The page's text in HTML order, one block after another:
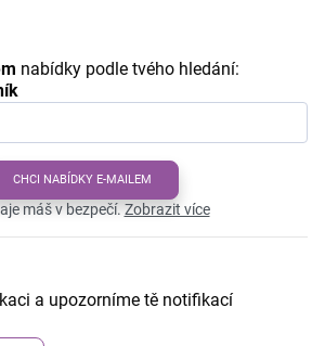
nabídky podle tvého hledání:
CHCI NABÍDKY E-MAILEM
máš v bezpečí.Zobrazit více
a upozorníme tě notifikací